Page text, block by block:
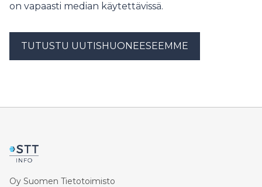
on vapaasti median käytettävissä.
TUTUSTU UUTISHUONEESEEMME
Oy Suomen Tietotoimisto